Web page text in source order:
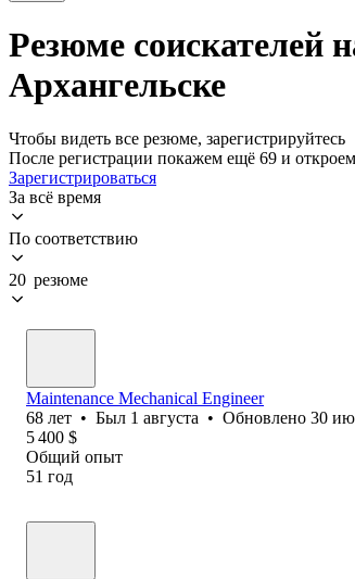
Резюме соискателей
Архангельске
Чтобы видеть все резюме, зарегистрируйтесь
После регистрации покажем ещё 69 и
Зарегистрироваться
За всё время
По соответствию
20 резюме
Maintenance Mechanical Engineer
68 лет • Был 1 августа • Обновлено 30
5 400 $
Общий опыт
51 год